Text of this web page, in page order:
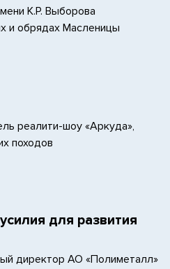
К.Р. Выборова
и обрядах Масленицы
реалити-шоу «Аркуда»,
походов
для развития
директор АО «Полиметалл»